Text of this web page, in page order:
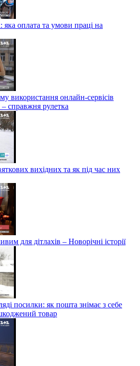
яка оплата та умови праці на
використання онлайн-сервісів
справжня рулетка
вихідних та як під час них
для дітлахів – Новорічні історії
посилки: як пошта знімає з себе
товар